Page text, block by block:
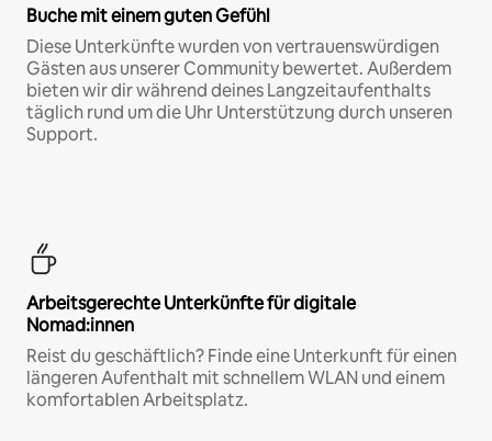
Buche mit einem guten Gefühl
Diese Unterkünfte wurden von vertrauenswürdigen
Gästen aus unserer Community bewertet. Außerdem
bieten wir dir während deines Langzeitaufenthalts
täglich rund um die Uhr Unterstützung durch unseren
Support.
Arbeitsgerechte Unterkünfte für digitale
Nomad:innen
Reist du geschäftlich? Finde eine Unterkunft für einen
längeren Aufenthalt mit schnellem WLAN und einem
komfortablen Arbeitsplatz.